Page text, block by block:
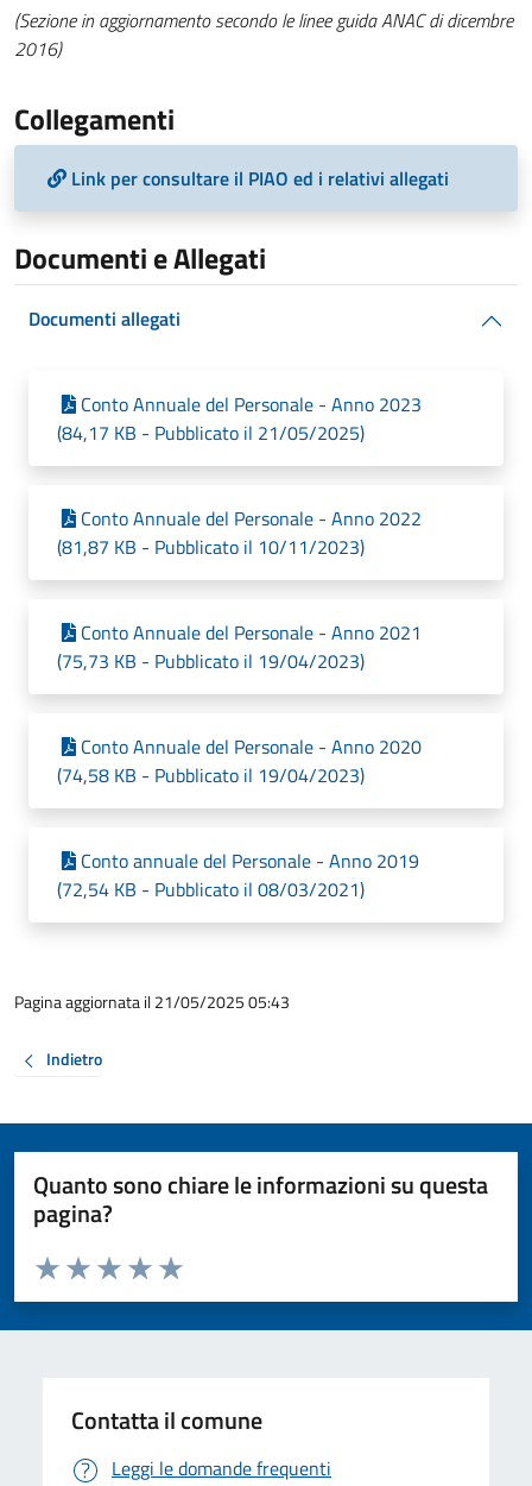
(Sezione in aggiornamento secondo le linee guida ANAC di dicembre
2016)
Collegamenti
Link per consultare il PIAO ed i relativi allegati
Documenti e Allegati
Documenti allegati
Conto Annuale del Personale - Anno 2023
(84,17 KB - Pubblicato il 21/05/2025)
Conto Annuale del Personale - Anno 2022
(81,87 KB - Pubblicato il 10/11/2023)
Conto Annuale del Personale - Anno 2021
(75,73 KB - Pubblicato il 19/04/2023)
Conto Annuale del Personale - Anno 2020
(74,58 KB - Pubblicato il 19/04/2023)
Conto annuale del Personale - Anno 2019
(72,54 KB - Pubblicato il 08/03/2021)
Pagina aggiornata il 21/05/2025 05:43
Indietro
Quanto sono chiare le informazioni su questa
pagina?
Valuta da 1 a 5 stelle la pagina
Valuta 5 stelle su 5
Valuta 4 stelle su 5
Valuta 3 stelle su 5
Valuta 2 stelle su 5
Valuta 1 stelle su 5
Contatta il comune
Leggi le domande frequenti